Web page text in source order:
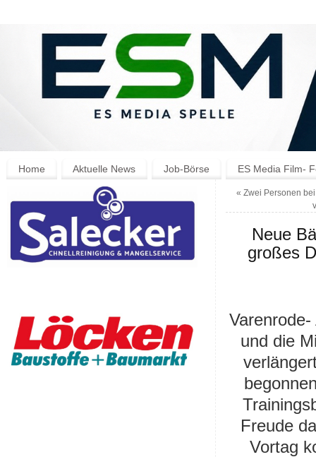
Home Aktuelle News Job-Börse ES Media Film-
« Zwei Personen
Neue
großes
und die
Freude
Vortag